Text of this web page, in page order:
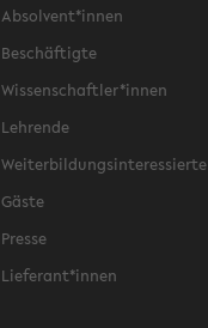
Absolvent*innen
Beschäftigte
Wissenschaftler*innen
Lehrende
Weiterbildungsinteressierte
Gäste
Presse
Lieferant*innen